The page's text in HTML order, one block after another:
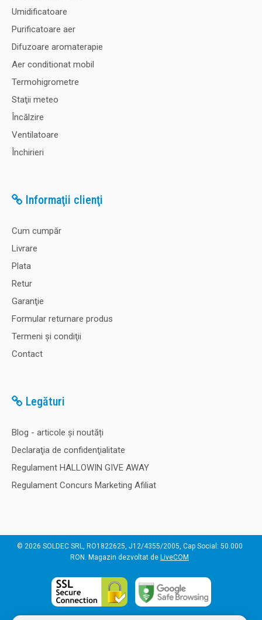
Umidificatoare
Purificatoare aer
Difuzoare aromaterapie
Aer conditionat mobil
Termohigrometre
Staţii meteo
Încălzire
Ventilatoare
Închirieri
Informaţii clienţi
Cum cumpăr
Livrare
Plata
Retur
Garanţie
Formular returnare produs
Termeni şi condiţii
Contact
Legături
Blog - articole și noutăți
Declaraţia de confidenţialitate
Regulament HALLOWIN GIVE AWAY
Regulament Concurs Marketing Afiliat
© 2026 SOLDEC SRL, RO1822625, J12/4355/2005, Cap Social: 50.000
RON. Magazin dezvoltat de LiveCOM